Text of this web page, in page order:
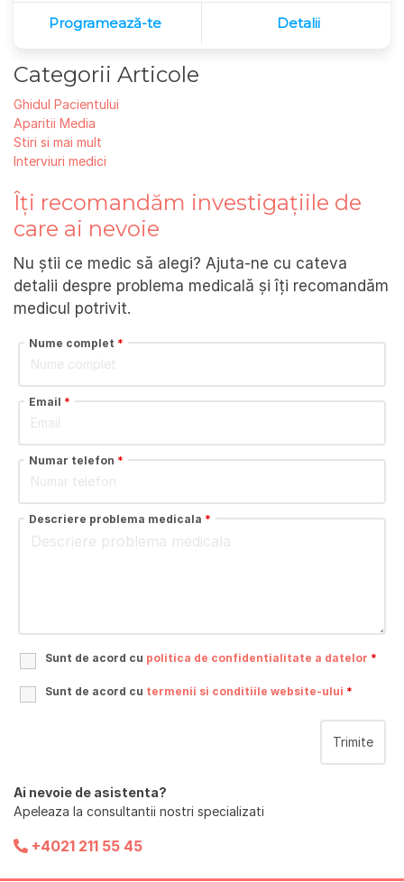
Programează-te Detalii
Categorii Articole
Ghidul Pacientului
Aparitii Media
Stiri si mai mult
Interviuri medici
Îți recomandăm investigațiile de
care ai nevoie
Nu știi ce medic să alegi? Ajuta-ne cu cateva
detalii despre problema medicală și îți recomandăm
medicul potrivit.
Nume complet *
Email *
Numar telefon *
Descriere problema medicala *
Sunt de acord cu politica de confidentialitate a datelor *
Sunt de acord cu termenii si conditiile website-ului *
Ai nevoie de asistenta?
Apeleaza la consultantii nostri specializati
+4021 211 55 45